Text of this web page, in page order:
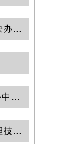
格拉苏蒂机芯里面有划痕解决办法盘点
2026年7月格拉苏蒂官方服务中心保养维修网点搬迁新增告示文件内容
格拉苏蒂很久不戴不走了处理技巧集锦